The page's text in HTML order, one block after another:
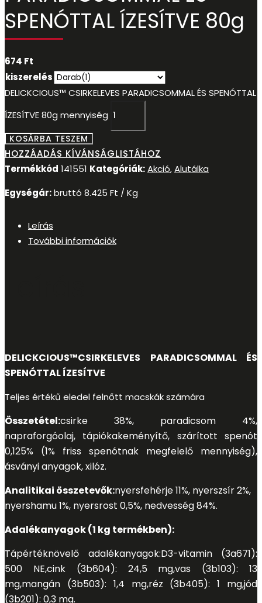
SPENÓTTAL ÍZESÍTVE 80g
674 Ft
kiszerelés
DELICKCIOUS™ CSIRKELEVES PARADICSOMMAL ÉS SPENÓTTAL
ÍZESÍTVE 80g mennyiség
KOSÁRBA TESZEM
HOZZÁADÁS KÍVÁNSÁGLISTÁHOZ
Termékkód 141551 Kategóriák:Akció,Alutálka
Egységár:bruttó 8.425 Ft / Kg
Leírás
További információk
DELICKCIOUS™CSIRKELEVES PARADICSOMMAL ÉS
SPENÓTTAL ÍZESÍTVE
Teljes értékű eledel felnőtt macskák számára
Összetétel:csirke 38%, paradicsom 4%,
napraforgóolaj, tápiókakeményítő, szárított spenót
0,125% (1% friss spenótnak megfelelő mennyiség),
ásványi anyagok, xilóz.
Analitikai összetevők:nyersfehérje 11%, nyerszsír 2%,
nyershamu 1%, nyersrost 0,5%, nedvesség 84%.
Adalékanyagok (1 kg termékben):
Tápértéknövelő adalékanyagok:D3-vitamin (3a671):
500 NE,cink (3b604): 24,5 mg,vas (3b103): 13
mg,mangán (3b503): 1,4 mg,réz (3b405): 1 mg,jód
(3b201): 0,3 mg.